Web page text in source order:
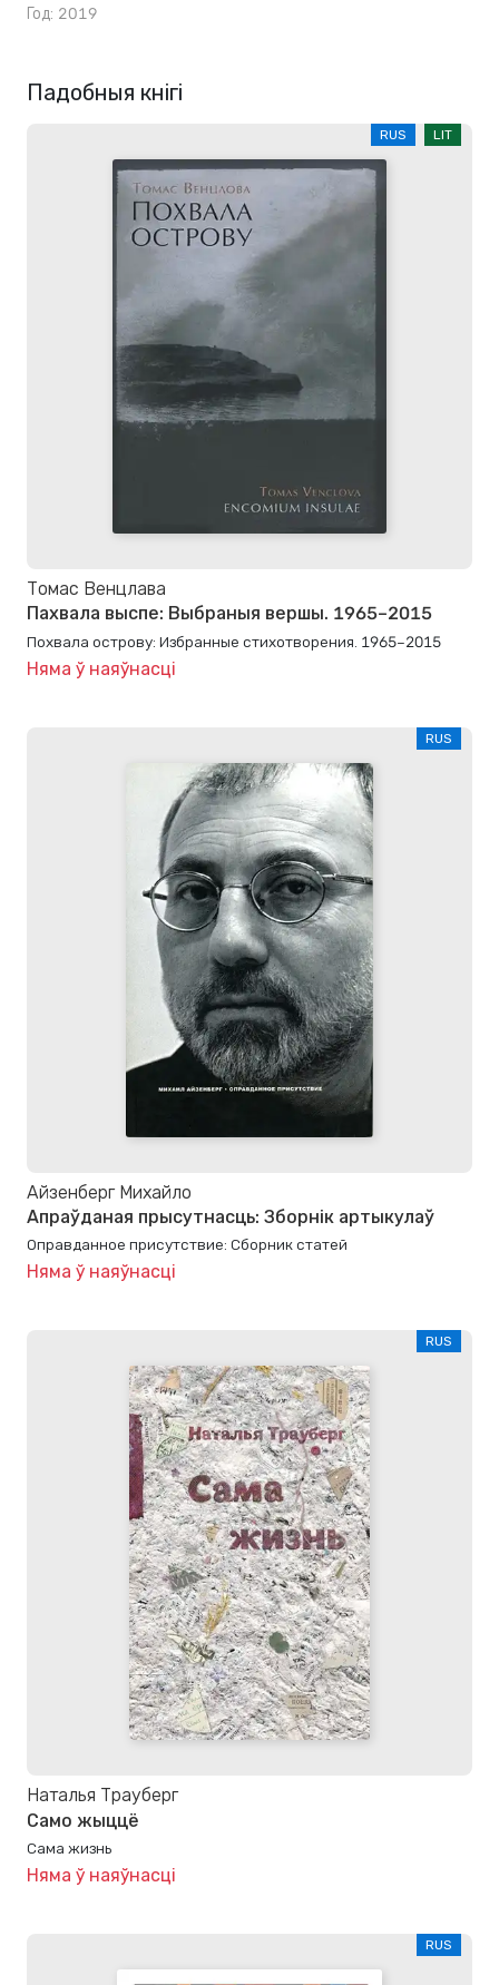
Год: 2019
Падобныя кнігі
RUS LIT
Томас Венцлава
Пахвала выспе: Выбраныя вершы. 1965–2015
Похвала острову: Избранные стихотворения. 1965–2015
Няма ў наяўнасці
RUS
Айзенберг Михайло
Апраўданая прысутнасць: Зборнік артыкулаў
Оправданное присутствие: Сборник статей
Няма ў наяўнасці
RUS
Наталья Трауберг
Само жыццё
Сама жизнь
Няма ў наяўнасці
RUS